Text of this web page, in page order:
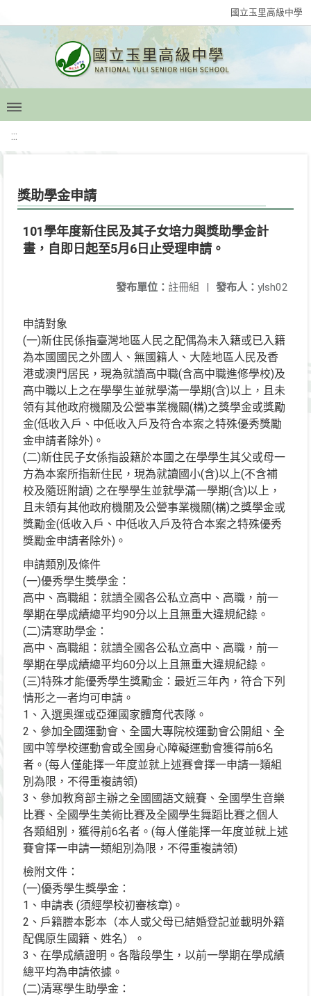
國立玉里高級中學
:::
獎助學金申請
101學年度新住民及其子女培力與獎助學金計
畫，自即日起至5月6日止受理申請。
發布人： ylsh02
發布單位： 註冊組 |
申請對象
(一)新住民係指臺灣地區人民之配偶為未入籍或已入籍
為本國國民之外國人、無國籍人、大陸地區人民及香
港或澳門居民，現為就讀高中職(含高中職進修學校)及
高中職以上之在學學生並就學滿一學期(含)以上，且未
領有其他政府機關及公營事業機關(構)之獎學金或獎勵
金(低收入戶、中低收入戶及符合本案之特殊優秀獎勵
金申請者除外)。
(二)新住民子女係指設籍於本國之在學學生其父或母一
方為本案所指新住民，現為就讀國小(含)以上(不含補
校及隨班附讀) 之在學學生並就學滿一學期(含)以上，
且未領有其他政府機關及公營事業機關(構)之獎學金或
獎勵金(低收入戶、中低收入戶及符合本案之特殊優秀
獎勵金申請者除外)。
申請類別及條件
(一)優秀學生獎學金：
高中、高職組：就讀全國各公私立高中、高職，前一
學期在學成績總平均90分以上且無重大違規紀錄。
(二)清寒助學金：
高中、高職組：就讀全國各公私立高中、高職，前一
學期在學成績總平均60分以上且無重大違規紀錄。
(三)特殊才能優秀學生獎勵金：最近三年內，符合下列
情形之一者均可申請。
1、入選奧運或亞運國家體育代表隊。
2、參加全國運動會、全國大專院校運動會公開組、全
國中等學校運動會或全國身心障礙運動會獲得前6名
者。(每人僅能擇一年度並就上述賽會擇一申請一類組
別為限，不得重複請領)
3、參加教育部主辦之全國國語文競賽、全國學生音樂
比賽、全國學生美術比賽及全國學生舞蹈比賽之個人
各類組別，獲得前6名者。(每人僅能擇一年度並就上述
賽會擇一申請一類組別為限，不得重複請領)
檢附文件：
(一)優秀學生獎學金：
1、申請表 (須經學校初審核章)。
2、戶籍謄本影本（本人或父母已結婚登記並載明外籍
配偶原生國籍、姓名）。
3、在學成績證明。各階段學生，以前一學期在學成績
總平均為申請依據。
(二)清寒學生助學金：